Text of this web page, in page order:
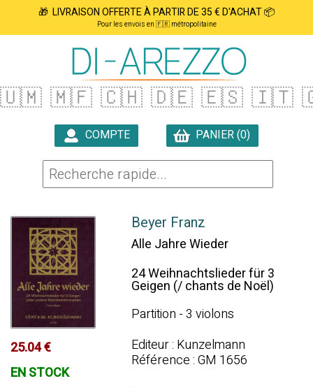
🎁 LIVRAISON OFFERTE À PARTIR DE 35 € D'ACHAT 📦
Pour les envois en 🇫🇷 métropolitaine
🇺🇲 🇲🇫 🇨🇭 🇩🇪 🇪🇸 🇮🇹
COMPTE
PANIER (0)
25.04 €
EN STOCK
Beyer Franz
Alle Jahre Wieder
24 Weihnachtslieder für 3
Geigen (/ chants de Noël)
Partition - 3 violons
Editeur : Kunzelmann
Référence : GM 1656